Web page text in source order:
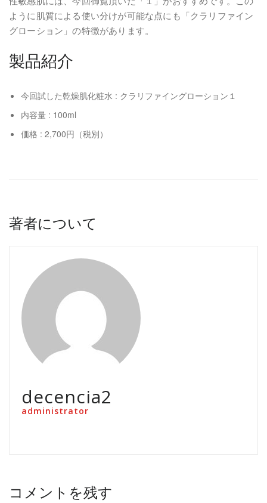
ように肌質による使い分けが可能な点にも「クラリファイン
グローション」の特徴があります。
製品紹介
今回試した乾燥肌化粧水 : クラリファイングローション１
内容量 : 100ml
価格 : 2,700円（税別）
著者について
decencia2
administrator
コメントを残す